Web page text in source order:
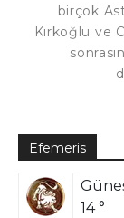
birçok
Kırkoğlu ve
Efemeris
14 °